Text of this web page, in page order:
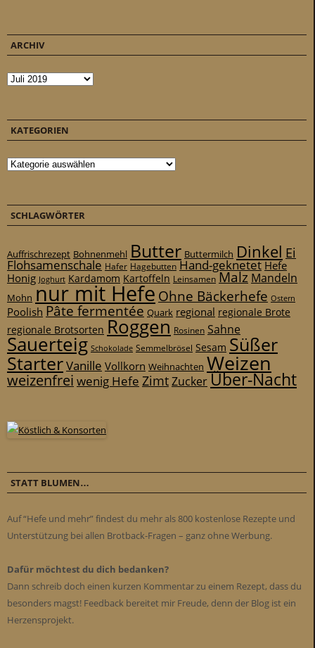
ARCHIV
Archiv
KATEGORIEN
Kategorien
SCHLAGWÖRTER
Auffrischrezept Bohnenmehl Butter Buttermilch Dinkel Ei
Flohsamenschale Hafer Hagebutten Hand-geknetet Hefe
Honig Joghurt Kardamom Kartoffeln Leinsamen Malz Mandeln
Mohn nur mit Hefe Ohne Bäckerhefe Ostern
Poolish Pâte fermentée Quark regional regionale Brote
regionale Brotsorten Roggen Rosinen Sahne
Sauerteig Schokolade Semmelbrösel Sesam Süßer
StarterVanille Vollkorn Weihnachten Weizen
weizenfrei wenig Hefe ZimtZuckerÜber-Nacht
STATT BLUMEN…
Auf “Hefe und mehr” findest du mehr als 800 kostenlose Rezepte und
Unterstützung bei allen Brotback-Fragen – ganz ohne Werbung.
Dafür möchtest du dich bedanken?
Dann schreib doch einen kurzen Kommentar zu einem Rezept, dass du
besonders magst! Feedback bereitet mir Freude, denn der Blog ist ein
Herzensprojekt.